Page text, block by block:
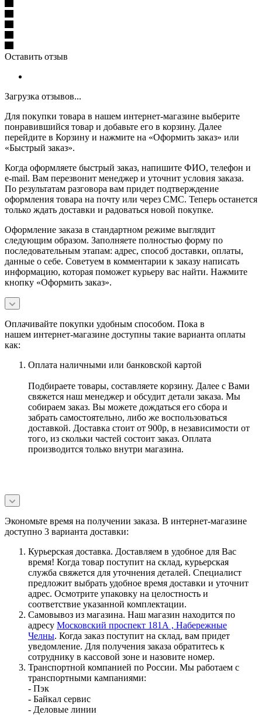
Оставить отзыв
Загрузка отзывов...
Для покупки товара в нашем интернет-магазине выберите
понравившийся товар и добавьте его в корзину. Далее
перейдите в Корзину и нажмите на «Оформить заказ» или
«Быстрый заказ».
Когда оформляете быстрый заказ, напишите ФИО, телефон и
e-mail. Вам перезвонит менеджер и уточнит условия заказа.
По результатам разговора вам придет подтверждение
оформления товара на почту или через СМС. Теперь останется
только ждать доставки и радоваться новой покупке.
Оформление заказа в стандартном режиме выглядит
следующим образом. Заполняете полностью форму по
последовательным этапам: адрес, способ доставки, оплаты,
данные о себе. Советуем в комментарии к заказу написать
информацию, которая поможет курьеру вас найти. Нажмите
кнопку «Оформить заказ».
Оплачивайте покупки удобным способом. Пока в
нашем интернет-магазине доступны такие варианта оплаты
как:
Оплата наличными или банковской картой
Подбираете товары, составляете корзину. Далее с Вами
свяжется наш менеджер и обсудит детали заказа. Мы
собираем заказ. Вы можете дождаться его сбора и
забрать самостоятельно, либо же воспользоваться
доставкой. Доставка стоит от 900р, в независимости от
того, из скольки частей состоит заказ. Оплата
производится только внутри магазина.
Экономьте время на получении заказа. В интернет-магазине
доступно 3 варианта доставки:
Курьерская доставка. Доставляем в удобное для Вас
время! Когда товар поступит на склад, курьерская
служба свяжется для уточнения деталей. Специалист
предложит выбрать удобное время доставки и уточнит
адрес. Осмотрите упаковку на целостность и
соответствие указанной комплектации.
Самовывоз из магазина. Наш магазин находится по
адресу Московский проспект 181А , Набережные
Челны. Когда заказ поступит на склад, вам придет
уведомление. Для получения заказа обратитесь к
сотруднику в кассовой зоне и назовите номер.
Транспортной компанией по России. Мы работаем с
транспортными кампаниями:
- Пэк
- Байкал сервис
- Деловые линии